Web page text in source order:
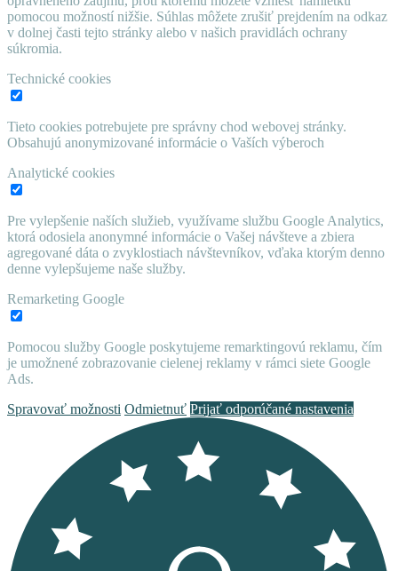
pomocou možností nižšie. Súhlas môžete zrušiť prejdením na odkaz
v dolnej časti tejto stránky alebo v našich pravidlách ochrany
súkromia.
Technické cookies
Tieto cookies potrebujete pre správny chod webovej stránky.
Obsahujú anonymizované informácie o Vaších výberoch
Analytické cookies
Pre vylepšenie naších služieb, využívame službu Google Analytics,
ktorá odosiela anonymné informácie o Vašej návšteve a zbiera
agregované dáta o zvyklostiach návštevníkov, vďaka ktorým denno
denne vylepšujeme naše služby.
Remarketing Google
Pomocou služby Google poskytujeme remarktingovú reklamu, čím
je umožnené zobrazovanie cielenej reklamy v rámci siete Google
Ads.
Spravovať možnosti Odmietnuť Prijať odporúčané nastavenia